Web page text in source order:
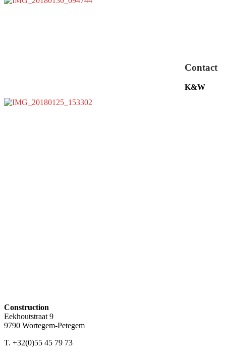
Contact
K&W
Construction
Eekhoutstraat 9
9790 Wortegem-Petegem
T. +32(0)55 45 79 73